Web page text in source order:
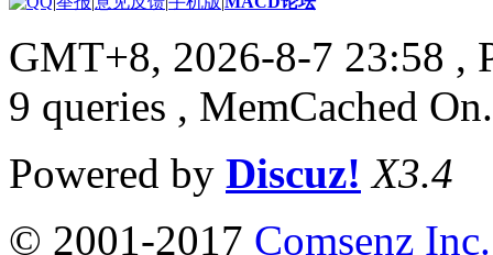
GMT+8, 2026-8-7 23:58 ,
9 queries , MemCached On.
Powered by Discuz! X3.4
© 2001-2017 Comsenz Inc.